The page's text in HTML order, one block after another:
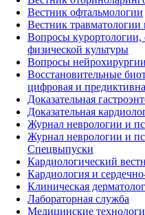
Вестник офтальмологии
Вестник
Вопросы курортологии,
физической культуры
Вопросы
Восстановительные
цифровая и
Доказательная
Доказательная
Журнал неврологии и
Журнал неврологии и
Спецвыпуски
Кардиологический
Кардиология и
Клиническая
Лабораторная служба
Медицинские